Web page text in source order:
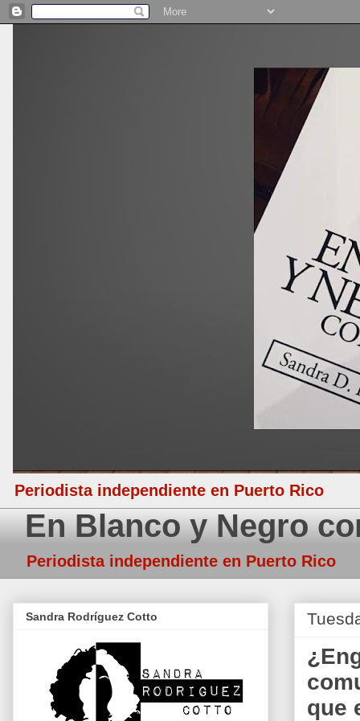
Periodista independiente en Puerto Rico
En Blanco y Negro
Periodista independiente en Puerto Rico
que
Sandra Rodríguez Cotto